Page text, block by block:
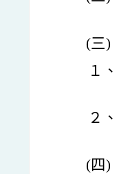
(三)
１、
２、
(四)